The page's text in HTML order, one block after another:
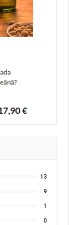
13
9
1
0